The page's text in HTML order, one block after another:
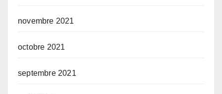
novembre 2021
octobre 2021
septembre 2021